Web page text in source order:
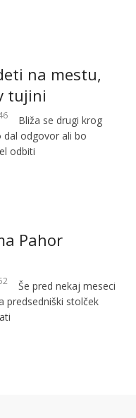
na mestu,
tujini
Bliža se drugi krog
dal odgovor ali bo
odbiti
Pahor
Še pred nekaj meseci
predsedniški stolček